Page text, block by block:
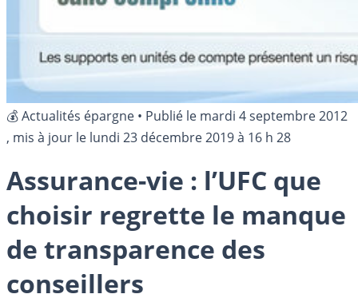
💰 Actualités épargne • Publié le mardi 4 septembre 2012
, mis à jour le lundi 23 décembre 2019 à 16 h 28
Assurance-vie : l’UFC que
choisir regrette le manque
de transparence des
conseillers